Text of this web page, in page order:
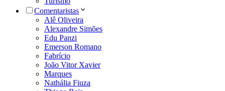
Comentaristas
Alê Oliveira
Alexandre Simões
Edu Panzi
Emerson Romano
Fabrício
João Vitor Xavier
Marques
Nathália Fiuza